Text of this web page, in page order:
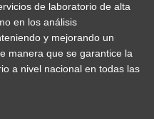
de laboratorio de alta
en los análisis
y mejorando un
manera que se garantice la
a nivel nacional en todas las